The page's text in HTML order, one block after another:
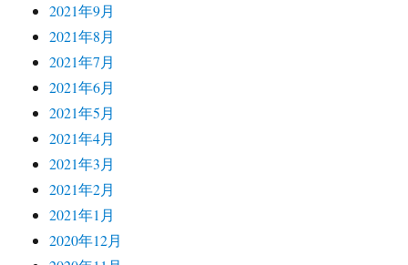
2021年9月
2021年8月
2021年7月
2021年6月
2021年5月
2021年4月
2021年3月
2021年2月
2021年1月
2020年12月